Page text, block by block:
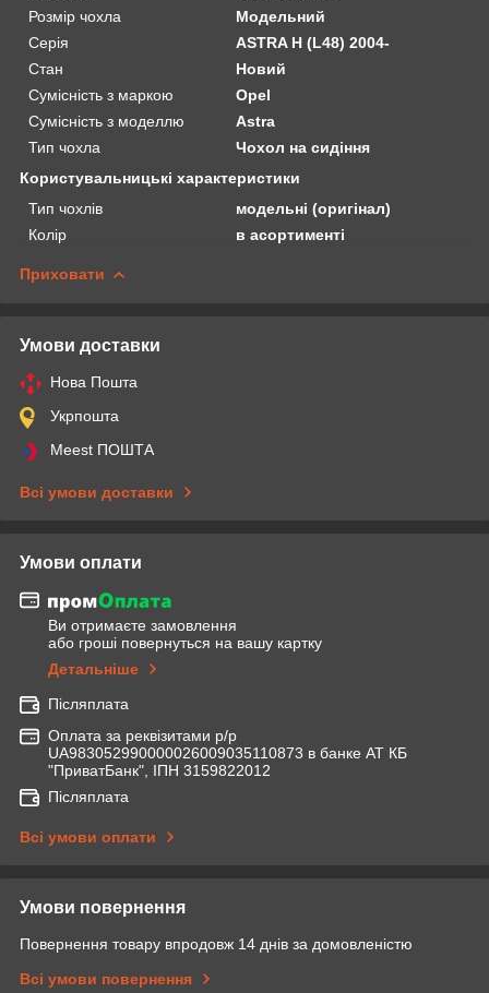
Розмір чохла
Модельний
Серія
ASTRA H (L48) 2004-
Стан
Новий
Сумісність з маркою
Opel
Сумісність з моделлю
Astra
Тип чохла
Чохол на сидіння
Користувальницькі характеристики
Тип чохлів
модельні (оригінал)
Колір
в асортименті
Приховати
Умови доставки
Нова Пошта
Укрпошта
Meest ПОШТА
Всі умови доставки
Умови оплати
Ви отримаєте замовлення
або гроші повернуться на вашу картку
Детальніше
Післяплата
Оплата за реквізитами р/р
UA983052990000026009035110873 в банке АТ КБ
"ПриватБанк", ІПН 3159822012
Післяплата
Всі умови оплати
Умови повернення
Повернення товару впродовж 14 днів за домовленістю
Всі умови повернення